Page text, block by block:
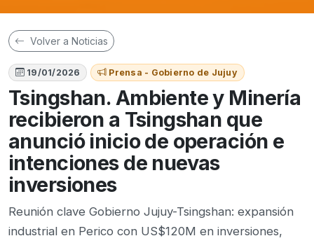
Volver a Noticias
19/01/2026 Prensa - Gobierno de Jujuy
Tsingshan. Ambiente y Minería
recibieron a Tsingshan que
anunció inicio de operación e
intenciones de nuevas
inversiones
Reunión clave Gobierno Jujuy-Tsingshan: expansión
industrial en Perico con US$120M en inversiones,